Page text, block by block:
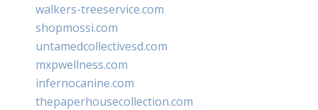
walkers-treeservice.com
shopmossi.com
untamedcollectivesd.com
mxpwellness.com
infernocanine.com
thepaperhousecollection.com